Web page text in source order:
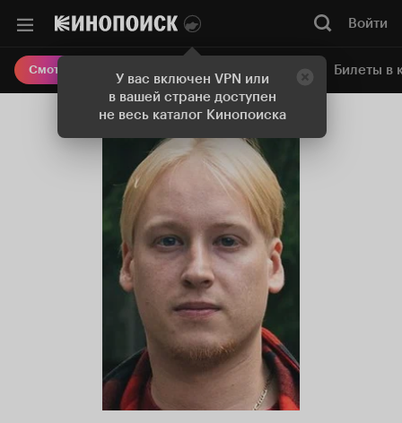
У вас включен VPN или
в вашей стране доступен
не весь каталог Кинопоиска
Войти
Смотреть кино Онлайн-кинотеатр Билеты в